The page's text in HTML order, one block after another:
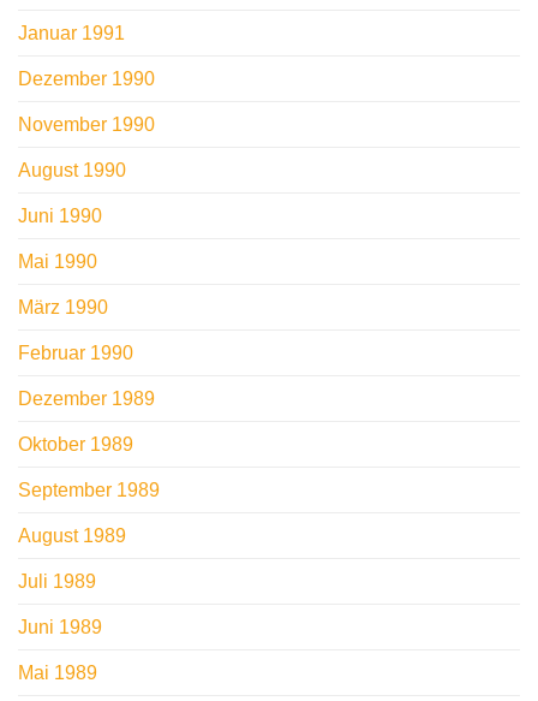
Januar 1991
Dezember 1990
November 1990
August 1990
Juni 1990
Mai 1990
März 1990
Februar 1990
Dezember 1989
Oktober 1989
September 1989
August 1989
Juli 1989
Juni 1989
Mai 1989